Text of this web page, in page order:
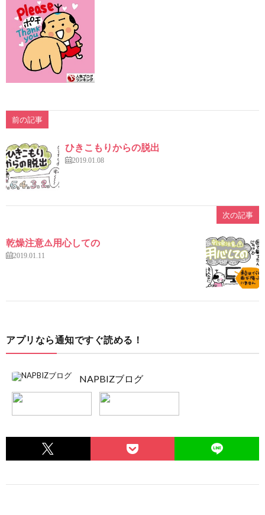
前の記事
ひきこもりからの脱出
2019.01.08
次の記事
乾燥注意⚠️用心しての
2019.01.11
アプリなら通知ですぐ読める！
NAPBIZブログ